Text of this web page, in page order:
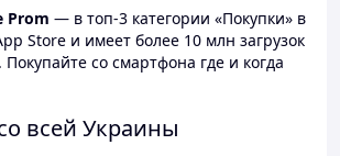
Prom — в топ-3 категории «Покупки» в
Store и имеет более 10 млн загрузок
Покупайте со смартфона где и когда
всей Украины